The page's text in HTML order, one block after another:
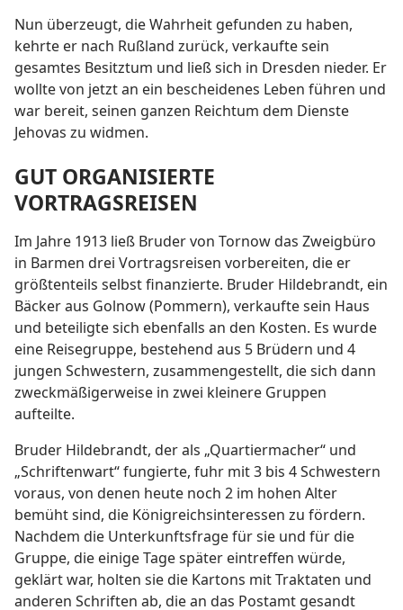
Nun überzeugt, die Wahrheit gefunden zu haben,
kehrte er nach Rußland zurück, verkaufte sein
gesamtes Besitztum und ließ sich in Dresden nieder. Er
wollte von jetzt an ein bescheidenes Leben führen und
war bereit, seinen ganzen Reichtum dem Dienste
Jehovas zu widmen.
GUT ORGANISIERTE
VORTRAGSREISEN
Im Jahre 1913 ließ Bruder von Tornow das Zweigbüro
in Barmen drei Vortragsreisen vorbereiten, die er
größtenteils selbst finanzierte. Bruder Hildebrandt, ein
Bäcker aus Golnow (Pommern), verkaufte sein Haus
und beteiligte sich ebenfalls an den Kosten. Es wurde
eine Reisegruppe, bestehend aus 5 Brüdern und 4
jungen Schwestern, zusammengestellt, die sich dann
zweckmäßigerweise in zwei kleinere Gruppen
aufteilte.
Bruder Hildebrandt, der als „Quartiermacher“ und
„Schriftenwart“ fungierte, fuhr mit 3 bis 4 Schwestern
voraus, von denen heute noch 2 im hohen Alter
bemüht sind, die Königreichsinteressen zu fördern.
Nachdem die Unterkunftsfrage für sie und für die
Gruppe, die einige Tage später eintreffen würde,
geklärt war, holten sie die Kartons mit Traktaten und
anderen Schriften ab, die an das Postamt gesandt